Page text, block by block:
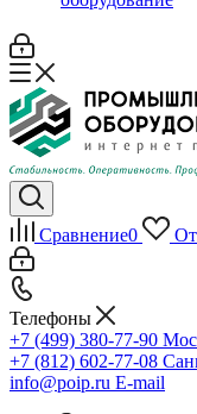
Сравнение0
Телефоны
+7 (499) 380-77-90
+7 (812) 602-77-08
info@poip.ru E-mail